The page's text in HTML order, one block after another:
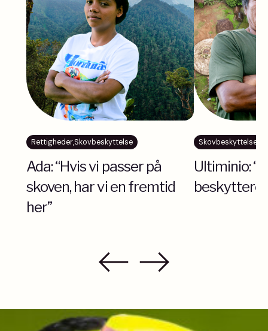
Rettigheder,Skovbeskyttelse
Ada: “Hvis vi passer på
skoven, har vi en fremtid
her”
Skovbeskyttelse
Ultiminio:
beskyttere”